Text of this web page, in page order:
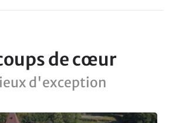
de cœur
d'exception